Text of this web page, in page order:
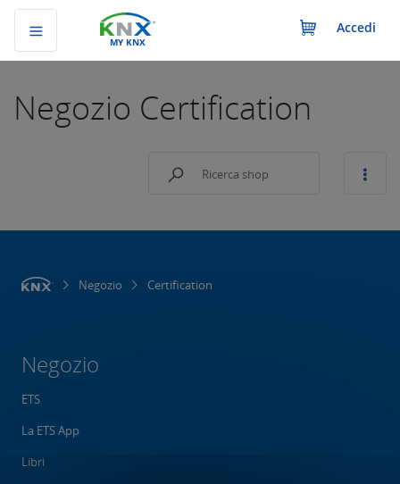
MY KNX
Accedi
Negozio Certification
Negozio Certification
Negozio
ETS
La ETS App
Libri